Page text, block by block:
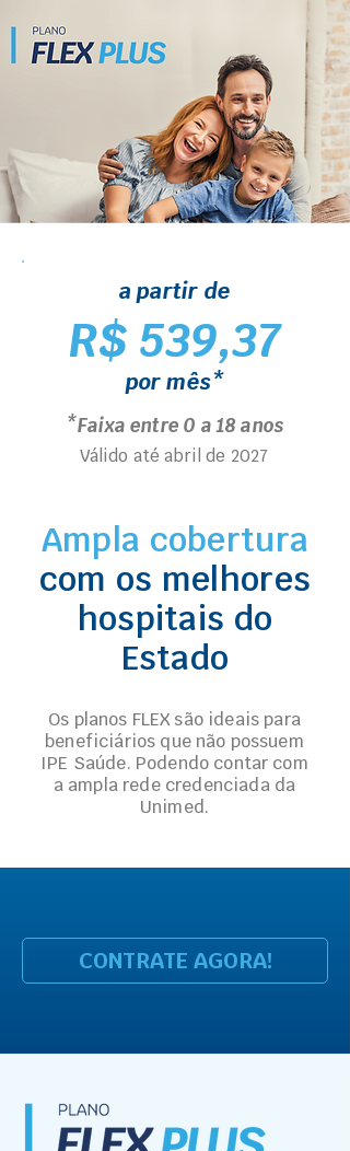
a partir de
R$ 539,37
por mês*
*Faixa entre 0 a 18 anos
Válido até abril de 2027
Ampla cobertura
com os melhores
hospitais do
Estado
Os planos FLEX são ideais para
beneficiários que não possuem
IPE Saúde. Podendo contar com
a ampla rede credenciada da
Unimed.
CONTRATE AGORA!